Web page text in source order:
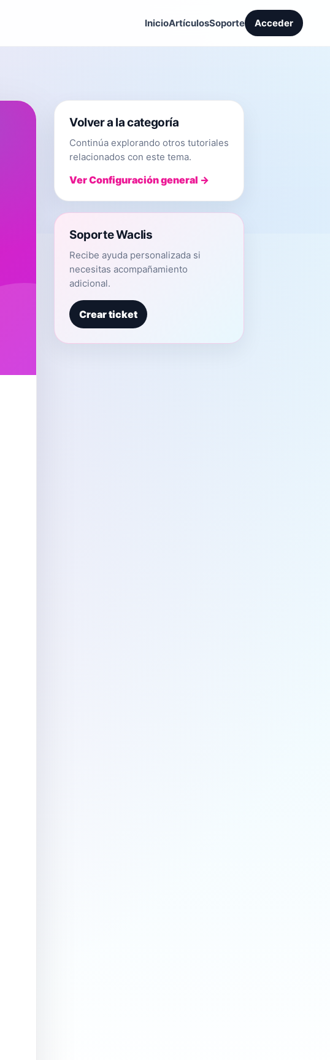
InicioArtículosSoporte Acceder
Volver a la categoría
Continúa explorando otros tutoriales
relacionados con este tema.
Ver Configuración general →
Soporte Waclis
Recibe ayuda personalizada si
necesitas acompañamiento
adicional.
Crear ticket